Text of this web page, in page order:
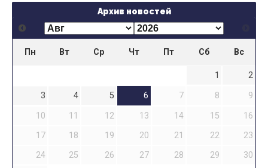
Архив новостей
Пн Вт Ср Чт Пт Сб Вс
1
2
3
4 5 6 7 8
9
10
11 12 13 14 15
16
17
18 19 20 21 22
23
24
25 26 27 28 29
30